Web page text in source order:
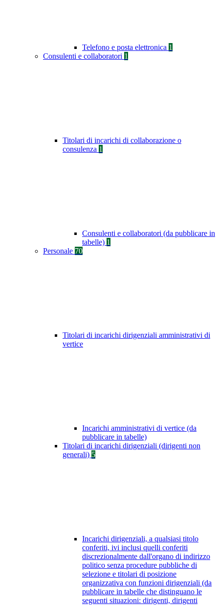
Telefono e posta elettronica 1
Consulenti e collaboratori 1
Titolari di incarichi di collaborazione o
consulenza 1
Consulenti e collaboratori (da pubblicare in
tabelle) 1
Personale 70
Titolari di incarichi dirigenziali amministrativi di
vertice
Incarichi amministrativi di vertice (da
pubblicare in tabelle)
Titolari di incarichi dirigenziali (dirigenti non
generali) 5
Incarichi dirigenziali, a qualsiasi titolo
conferiti, ivi inclusi quelli conferiti
discrezionalmente dall'organo di indirizzo
politico senza procedure pubbliche di
selezione e titolari di posizione
organizzativa con funzioni dirigenziali (da
pubblicare in tabelle che distinguano le
seguenti situazioni: dirigenti, dirigenti